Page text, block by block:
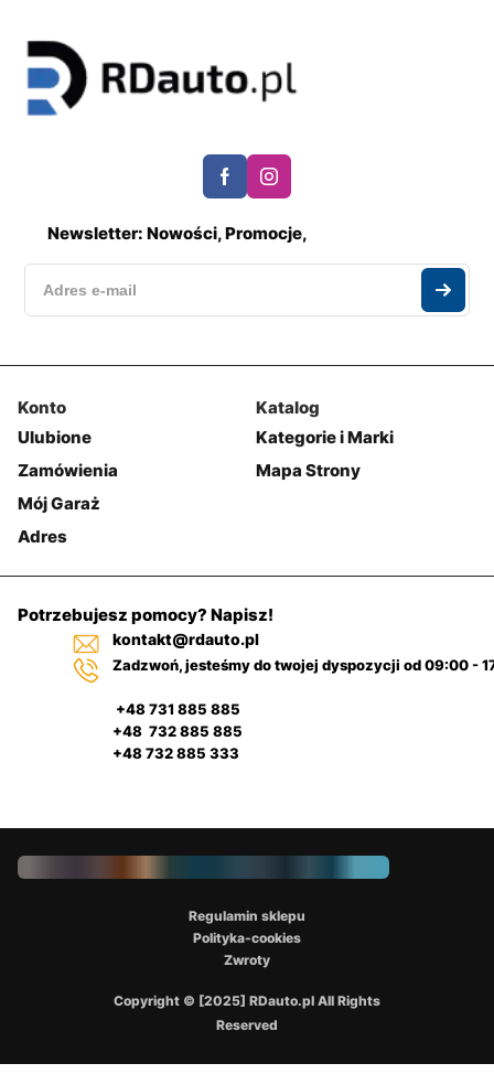
Newsletter: Nowości, Promocje,
Konto
Ulubione
Zamówienia
Mój Garaż
Adres
Katalog
Kategorie i Marki
Mapa Strony
Potrzebujesz pomocy? Napisz!
kontakt@rdauto.pl
Zadzwoń, jesteśmy do twojej dyspozycji od 09:00 -
+48 731 885 885
+48 732 885 885
+48 732 885 333
Copyright © [2025] RDauto.pl All Rights
Reserved
Regulamin sklepu
Polityka-cookies
Zwroty